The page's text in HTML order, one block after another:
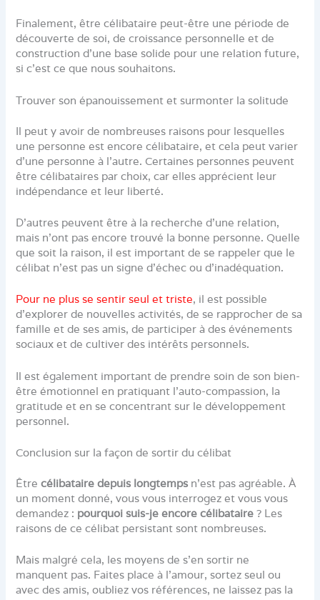
Finalement, être célibataire peut-être une période de
découverte de soi, de croissance personnelle et de
construction d’une base solide pour une relation future,
si c’est ce que nous souhaitons.
Trouver son épanouissement et surmonter la solitude
Il peut y avoir de nombreuses raisons pour lesquelles
une personne est encore célibataire, et cela peut varier
d’une personne à l’autre. Certaines personnes peuvent
être célibataires par choix, car elles apprécient leur
indépendance et leur liberté.
D’autres peuvent être à la recherche d’une relation,
mais n’ont pas encore trouvé la bonne personne. Quelle
que soit la raison, il est important de se rappeler que le
célibat n’est pas un signe d’échec ou d’inadéquation.
Pour ne plus se sentir seul et triste, il est possible
d’explorer de nouvelles activités, de se rapprocher de sa
famille et de ses amis, de participer à des événements
sociaux et de cultiver des intérêts personnels.
Il est également important de prendre soin de son bien-
être émotionnel en pratiquant l’auto-compassion, la
gratitude et en se concentrant sur le développement
personnel.
Conclusion sur la façon de sortir du célibat
Êtrecélibataire depuis longtemps n’est pas agréable. À
un moment donné, vous vous interrogez et vous vous
demandez : pourquoi suis-je encore célibataire? Les
raisons de ce célibat persistant sont nombreuses.
Mais malgré cela, les moyens de s’en sortir ne
manquent pas. Faites place à l’amour, sortez seul ou
avec des amis, oubliez vos références, ne laissez pas la